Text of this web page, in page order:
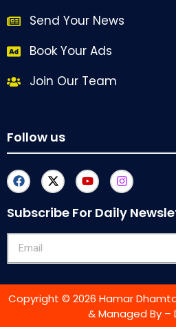
Send Your News
Book Your Ads
Join Our Team
Follow us
Subscribe For Daily
Copyright © 2026 Hamar
& Managed By –